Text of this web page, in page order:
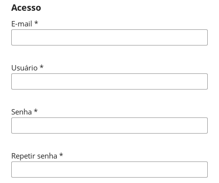
Acesso
E-mail *
Usuário *
Senha *
Repetir senha *